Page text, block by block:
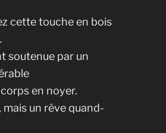
cette touche en bois
soutenue par un
en noyer.
un rêve quand-